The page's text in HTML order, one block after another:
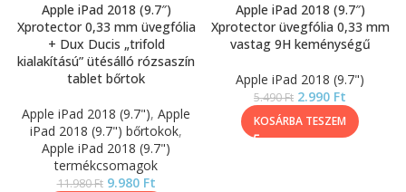
Apple iPad 2018 (9.7″)
Xprotector 0,33 mm üvegfólia
+ Dux Ducis „trifold
kialakítású” ütésálló rózsaszín
tablet bőrtok
Apple iPad 2018 (9.7"), Apple
iPad 2018 (9.7") bőrtokok,
Apple iPad 2018 (9.7")
termékcsomagok
11.980Ft 9.980 Ft
Apple iPad 2018 (9.7″)
Xprotector üvegfólia 0,33 mm
vastag 9H keménységű
Apple iPad 2018 (9.7")
5.490Ft 2.990 Ft
KOSÁRBA TESZEM